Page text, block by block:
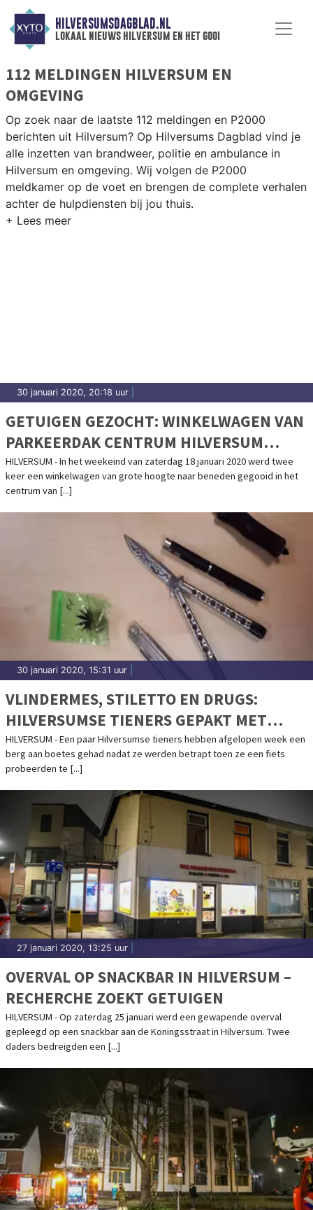
HILVERSUMSDAGBLAD.NL
lokaal nieuws hilversum en het gooi
112 MELDINGEN HILVERSUM EN
OMGEVING
Op zoek naar de laatste 112 meldingen en P2000
berichten uit Hilversum? Op Hilversums Dagblad vind je
alle inzetten van brandweer, politie en ambulance in
Hilversum en omgeving. Wij volgen de P2000
meldkamer op de voet en brengen de complete verhalen
achter de hulpdiensten bij jou thuis.
30 januari 2020, 20:18 uur
GETUIGEN GEZOCHT: WINKELWAGEN VAN
PARKEERDAK CENTRUM HILVERSUM
GEGOOID
HILVERSUM - In het weekeind van zaterdag 18 januari 2020 werd twee
keer een winkelwagen van grote hoogte naar beneden gegooid in het
centrum van [...]
30 januari 2020, 15:31 uur
VLINDERMES, STILETTO EN DRUGS:
HILVERSUMSE TIENERS GEPAKT MET
WAPENS OP ZAK
HILVERSUM - Een paar Hilversumse tieners hebben afgelopen week een
berg aan boetes gehad nadat ze werden betrapt toen ze een fiets
probeerden te [...]
27 januari 2020, 13:25 uur
OVERVAL OP SNACKBAR IN HILVERSUM –
RECHERCHE ZOEKT GETUIGEN
HILVERSUM - Op zaterdag 25 januari werd een gewapende overval
gepleegd op een snackbar aan de Koningsstraat in Hilversum. Twee
daders bedreigden een [...]